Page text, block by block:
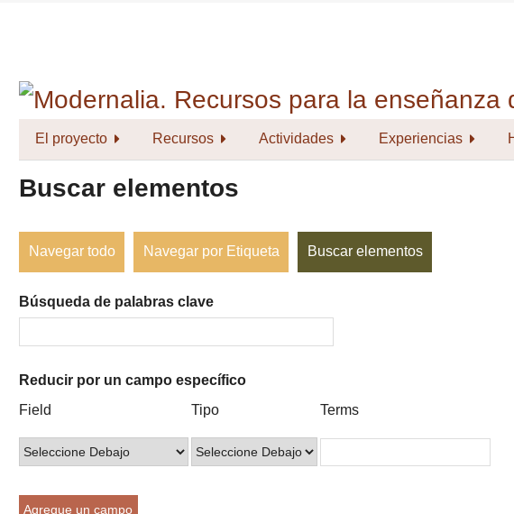
El proyecto Recursos Actividades Experiencias
Buscar elementos
Navegar todo Navegar por Etiqueta Buscar elementos
Búsqueda de palabras clave
of
rows
in
por
Reducir por un campo específico
Campo
búsqueda
Tipo
búsqueda
Términos
búsqueda
Ensamblador
Búsqueda
Field Tipo Terms
Agregue un campo